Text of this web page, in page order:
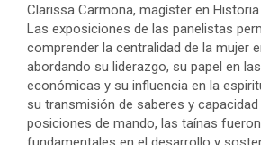
Clarissa Carmona, magíster en Historia
Las exposiciones de las panelistas
comprender la centralidad de la mujer
abordando su liderazgo, su papel en
económicas y su influencia en la
su transmisión de saberes y
posiciones de mando, las taínas